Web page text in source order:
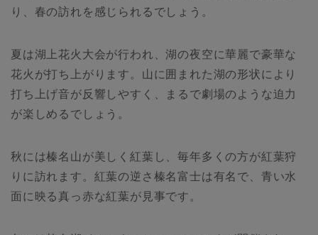
り、春の訪れを感じられるでしょう。
夏は湖上花火大会が行われ、湖の夜空に華麗で豪華な
花火が打ち上がります。山に囲まれた湖の形状により
打ち上げ音が反響しやすく、まるで劇場のような迫力
が楽しめるでしょう。
秋には榛名山が美しく紅葉し、毎年多くの方が紅葉狩
りに訪れます。紅葉の逆さ榛名富士は有名で、青い水
面に映る真っ赤な紅葉が見事です。